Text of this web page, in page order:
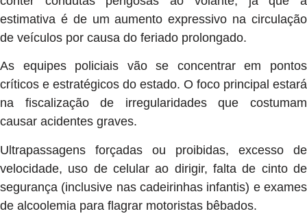
estimativa é de um aumento expressivo na circulação
de veículos por causa do feriado prolongado.
As equipes policiais vão se concentrar em pontos
críticos e estratégicos do estado. O foco principal estará
na fiscalização de irregularidades que costumam
causar acidentes graves.
Ultrapassagens forçadas ou proibidas, excesso de
velocidade, uso de celular ao dirigir, falta de cinto de
segurança (inclusive nas cadeirinhas infantis) e exames
de alcoolemia para flagrar motoristas bêbados.